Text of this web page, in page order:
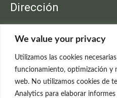
We value your privacy
Utilizamos las cookies
funcionamiento, optimización y
web. No utilizamos cookies de
Analytics para elaborar
Dirección
C/Claudio Coello, 19 -
699 595 619